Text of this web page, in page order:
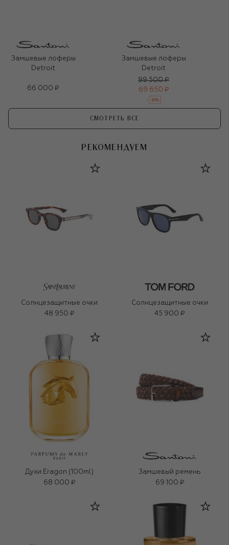
Замшевые лоферы
Detroit
66 000 ₽
Замшевые лоферы
Detroit
99 500 ₽
69 650 ₽
-30%
СМОТРЕТЬ ВСЕ
РЕКОМЕНДУЕМ
Солнцезащитные очки
48 950 ₽
Солнцезащитные очки
45 900 ₽
Духи Eragon (100ml)
68 000 ₽
Замшевый ремень
69 100 ₽